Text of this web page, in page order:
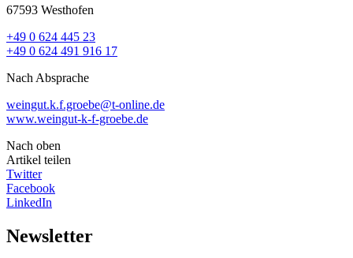
67593 Westhofen
+49 0 624 445 23
+49 0 624 491 916 17
Nach Absprache
weingut.k.f.groebe@t-online.de
www.weingut-k-f-groebe.de
Nach oben
Artikel teilen
Twitter
Facebook
LinkedIn
Newsletter